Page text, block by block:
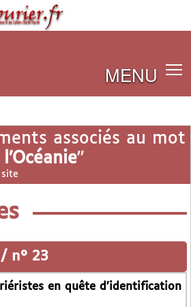
MENU
associés au mot
"
n° 23
en quête d’identification